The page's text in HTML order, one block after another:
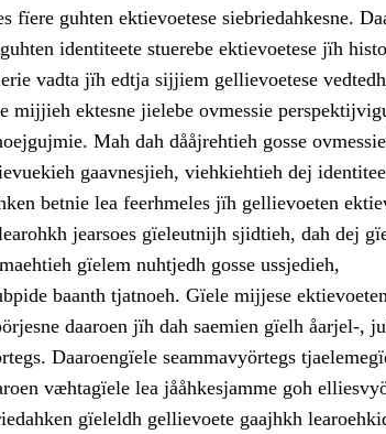
fïere guhten ektievoetese siebriedahkesne.
identiteete stuerebe ektievoetese jïh
vadta jïh edtja sijjiem gellievoetese
mijjieh ektesne jielebe ovmessie
Mah dah dååjrehtieh gosse ovmessie
gaavnesjieh, viehkiehtieh dej
betnie lea feerhmeles jïh gellievoeten
jearsoes gïeleutnijh sjidtieh, dah dej
gïelem nuhtjedh gosse ussjedieh,
baanth tjatnoeh. Gïele mijjese
daaroen jïh dah saemien gïelh åarjel-,
Daaroengïele seammavyörtegs
væhtagïele lea jååhkesjamme goh
gïeleldh gellievoete gaajhkh